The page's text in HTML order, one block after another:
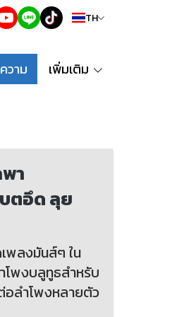
TH
วาม เพิ่มเติม
า
ตอึด ลุย
พลงมันส์ๆ ใน
โพงบลูทูธสำหรับ
อลำโพงหลายตัว